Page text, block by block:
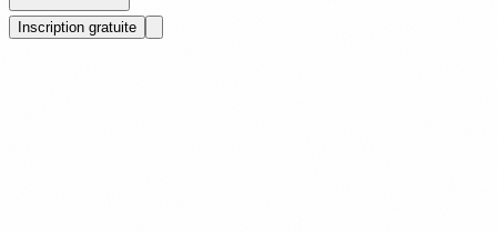
Inscription gratuite